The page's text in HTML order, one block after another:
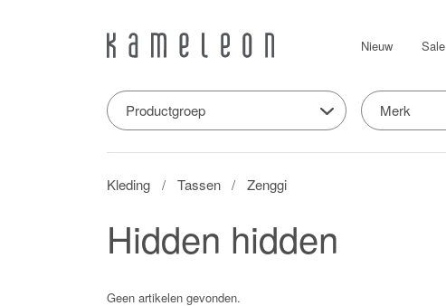
Nieuw Sale
Productgroep Merk
Kleding Tassen Zenggi
Hidden hidden
Geen artikelen gevonden.